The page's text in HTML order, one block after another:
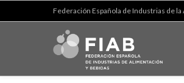
Federación Española de Industrias de